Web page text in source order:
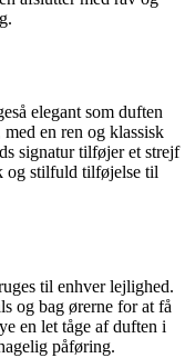
elegant som duften
en ren og klassisk
signatur tilføjer et strejf
og stilfuld tilføjelse til
til enhver lejlighed.
og bag ørerne for at få
en let tåge af duften i
påføring.